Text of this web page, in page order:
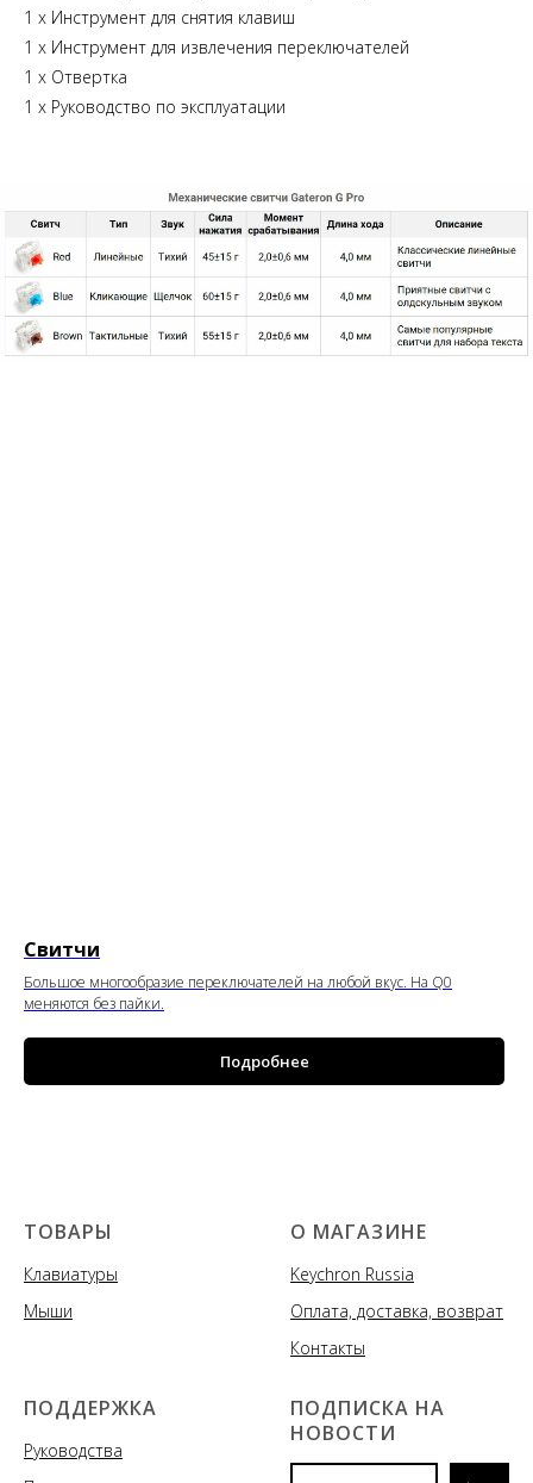
1 х Инструмент для снятия клавиш
1 х Инструмент для извлечения переключателей
1 х Отвертка
1 х Руководство по эксплуатации
Свитчи
Большое многообразие переключателей на любой вкус. На Q0
меняются без пайки.
Подробнее
ТОВАРЫ
Клавиатуры
Мыши
О МАГАЗИНЕ
Keychron Russia
Оплата, доставка, возврат
Контакты
ПОДДЕРЖКА
Руководства
ПОДПИСКА НА
НОВОСТИ